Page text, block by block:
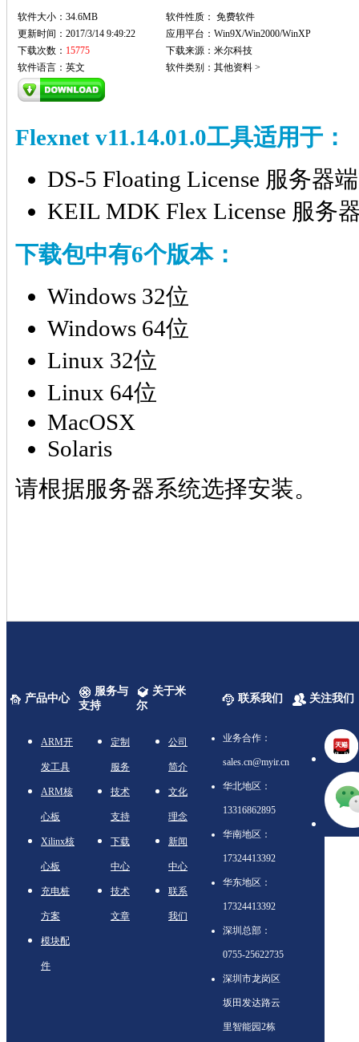
软件大小：34.6MB 软件性质： 免费软件
更新时间：2017/3/14 9:49:22
应用平台：Win9X/Win2000/WinXP
下载次数： 15775
下载来源：米尔科技
软件语言：英文
软件类别：其他资料 >
Flexnet v11.14.01.0工具适用于：
DS-5 Floating License 服务器
KEIL MDK Flex License 服务
下载包中有6个版本：
Windows 32位
Windows 64位
Linux 32位
Linux 64位
MacOSX
Solaris
请根据服务器系统选择安装。
产品中心
服务与
支持
关于米
尔
联系我们 关注我们
ARM开
发工具
ARM核
心板
Xilinx核
心板
充电桩
方案
模块配
件
定制
服务
技术
支持
下载
中心
技术
文章
公司
简介
文化
理念
新闻
中心
联系
我们
业务合作：
sales.cn@myir.cn
华北地区：
13316862895
华南地区：
17324413392
华东地区：
17324413392
深圳总部：
0755-25622735
深圳市龙岗区
坂田发达路云
里智能园2栋